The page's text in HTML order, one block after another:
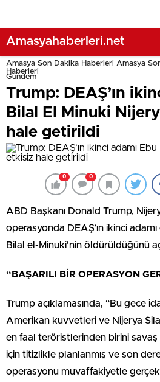
Amasyahaberleri.net
Amasya Son Dakika Haberleri Amasya
Haberleri
Gündem
Trump: DEAŞ’ın
Bilal El Minuki
hale getirildi
0 0
ABD Başkanı Donald Trump,
operasyonda DEAŞ’ın ikinci
Bilal el-Minuki’nin öldürüldüğünü
“BAŞARILI BİR OPERASYON
Trump açıklamasında, “Bu gece
Amerikan kuvvetleri ve Nijerya
en faal teröristlerinden birini savaş
için titizlikle planlanmış ve son
operasyonu muvaffakiyetle